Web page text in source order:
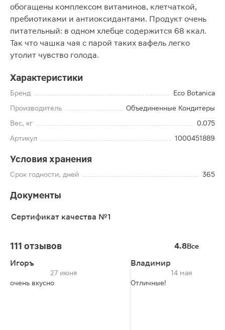
обогащены комплексом витаминов, клетчаткой,
пребиотиками и антиоксидантами. Продукт очень
питательный: в одном хлебце содержится 68 ккал.
Так что чашка чая с парой таких вафель легко
утолит чувство голода.
Характеристики
Бренд
Eco Botanica
Производитель
Объединенные Кондитеры
Вес, кг
0.075
Артикул
1000451889
Условия хранения
Срок годности, дней 365
Документы
Сертификат качества №1
111 отзывов 4.8Все
Игоръ
27 июня
очень вкусно
Владимир
14 мая
Отличные!